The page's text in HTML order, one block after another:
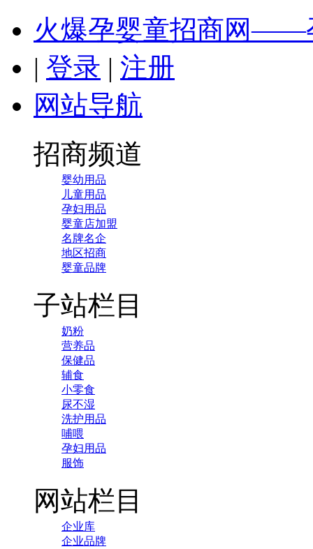
火爆孕婴童招商网——
| 登录 | 注册
网站导航
招商频道
婴幼用品
儿童用品
孕妇用品
婴童店加盟
名牌名企
地区招商
婴童品牌
子站栏目
奶粉
营养品
保健品
辅食
小零食
尿不湿
洗护用品
哺喂
孕妇用品
服饰
网站栏目
企业库
企业品牌